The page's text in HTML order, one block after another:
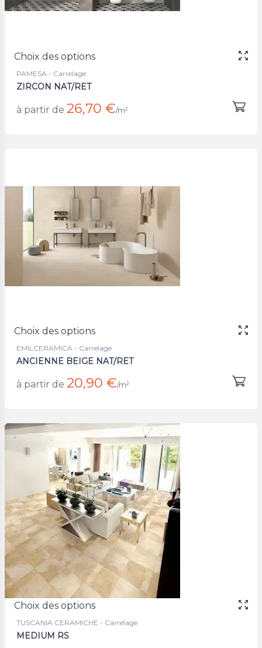
Choix des options
PAMESA - Carrelage
ZIRCON NAT/RET
à partir de 26,70 €/m²
Choix des options
EMILCERAMICA - Carrelage
ANCIENNE BEIGE NAT/RET
à partir de 20,90 €/m²
Choix des options
TUSCANIA CERAMICHE - Carrelage
MEDIUM RS